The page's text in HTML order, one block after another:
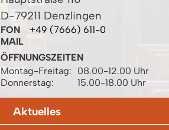
D-79211 Denzlingen
FON
+49 (7666) 611-0
MAIL
ÖFFNUNGSZEITEN
Montag-Freitag:
08.00-12.00 Uhr
Donnerstag:
15.00-18.00 Uhr
Aktuelles